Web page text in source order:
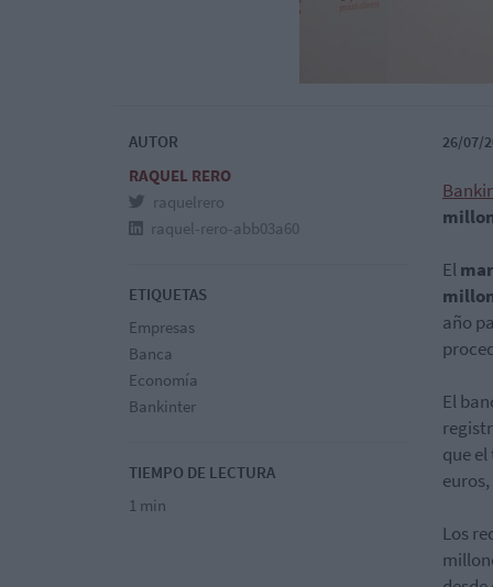
AUTOR
RAQUEL RERO
raquelrero
raquel-rero-abb03a60
ETIQUETAS
Empresas
Banca
Economía
Bankinter
TIEMPO DE LECTURA
1 min
26/07/
El
año
El
que
Los